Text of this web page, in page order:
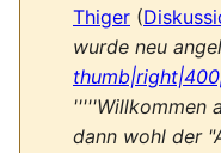
Thiger (
wurde neu
'''''Willkommen
dann wohl der